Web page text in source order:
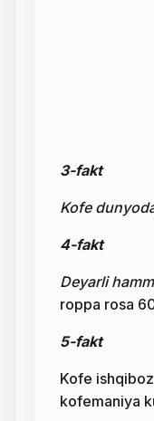
3-fakt
Kofe
4-fakt
Deyarli
roppa rosa
5-fakt
Kofe
kofemaniya